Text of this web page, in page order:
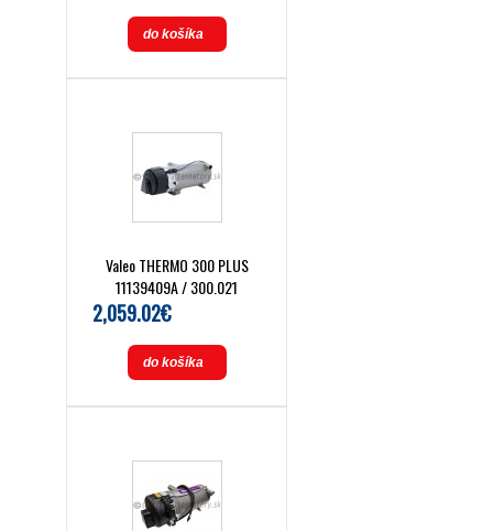
do košíka
Valeo THERMO 300 PLUS
11139409A / 300.021
2,059.02€
do košíka